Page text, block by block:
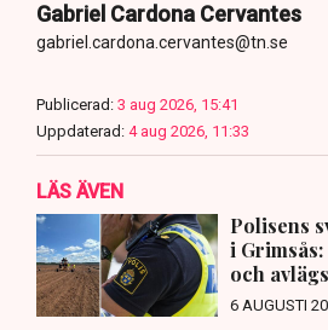
Gabriel Cardona Cervantes
gabriel.cardona.cervantes@tn.se
Publicerad: 3 aug 2026, 15:41
Uppdaterad: 4 aug 2026, 11:33
LÄS ÄVEN
Polisens
i
och
6 AUGUSTI